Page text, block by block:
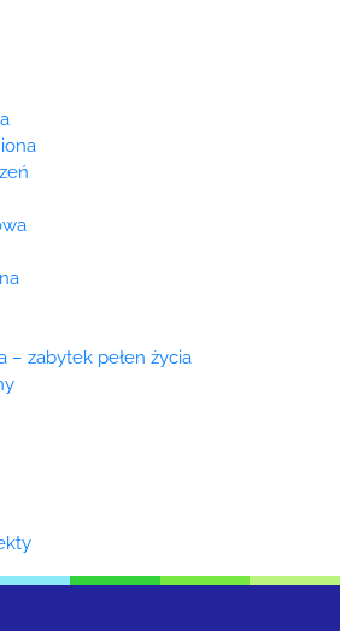
– zabytek pełen życia